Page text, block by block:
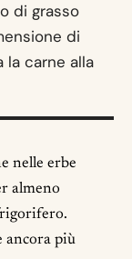
di grasso
di
carne alla
nelle erbe
almeno
ancora più